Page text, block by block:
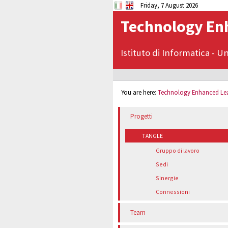
Friday, 7 August 2026
Technology
Istituto di Informatica -
You are here:Technology Enhanced
Progetti
TANGLE
Gruppo di lavoro
Sedi
Sinergie
Connessioni
Team